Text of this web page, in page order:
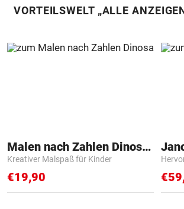
VORTEILSWELT „ALLE
Malen nach Zahlen Dinosaurier
Kreativer Malspaß für Kinder
€19,90